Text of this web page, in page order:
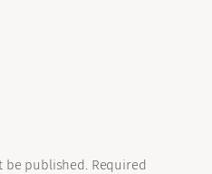
be published. Required